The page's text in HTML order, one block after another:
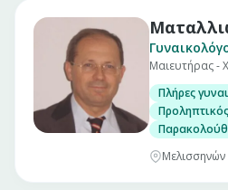
Μαιευτήρας -
Πλήρες